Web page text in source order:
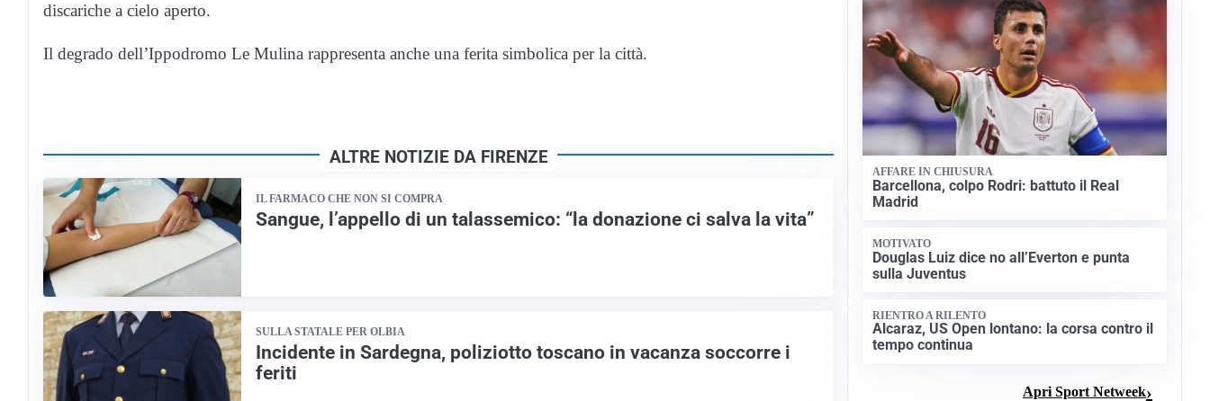
discariche a cielo aperto.
Il degrado dell’Ippodromo Le Mulina rappresenta anche una ferita simbolica per la città.
ALTRE NOTIZIE DA FIRENZE
IL FARMACO CHE NON SI COMPRA
Sangue, l’appello di un talassemico: “la donazione ci salva la vita”
SULLA STATALE PER OLBIA
Incidente in Sardegna, poliziotto toscano in vacanza soccorre i
feriti
AFFARE IN CHIUSURA
Barcellona, colpo Rodri: battuto il Real
Madrid
MOTIVATO
Douglas Luiz dice no all’Everton e punta
sulla Juventus
RIENTRO A RILENTO
Alcaraz, US Open lontano: la corsa contro il
tempo continua
Apri Sport Netweek